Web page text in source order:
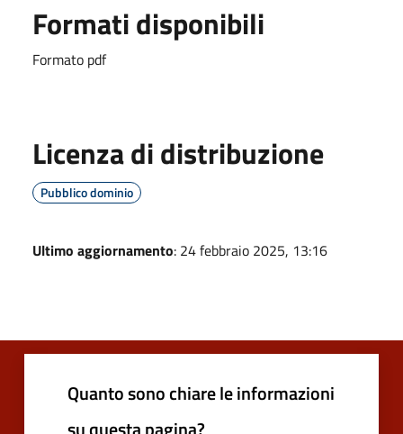
Formati disponibili
Formato pdf
Licenza di distribuzione
Pubblico dominio
Ultimo aggiornamento: 24 febbraio 2025, 13:16
Quanto sono chiare le informazioni